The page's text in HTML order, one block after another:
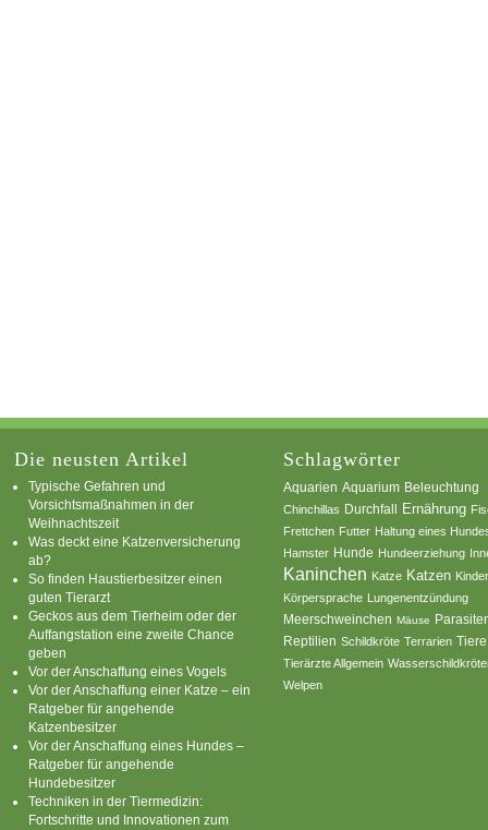
Die neusten Artikel
Typische Gefahren und
Vorsichtsmaßnahmen in der
Weihnachtszeit
Was deckt eine Katzenversicherung
ab?
So finden Haustierbesitzer einen
guten Tierarzt
Geckos aus dem Tierheim oder der
Auffangstation eine zweite Chance
geben
Vor der Anschaffung eines Vogels
Vor der Anschaffung einer Katze – ein
Ratgeber für angehende
Katzenbesitzer
Vor der Anschaffung eines Hundes –
Ratgeber für angehende
Hundebesitzer
Techniken in der Tiermedizin:
Fortschritte und Innovationen zum
Schlagwörter
Aquarien Aquarium Beleuchtung
Chinchillas Durchfall Ernährung
Frettchen Futter Haltung eines
Hamster Hunde Hundeerziehung
Kaninchen Katze Katzen
Körpersprache
Lungenentzündung
Meerschweinchen Mäuse
Reptilien Schildkröte Terrarien Tiere
Tierärzte Allgemein
Welpen